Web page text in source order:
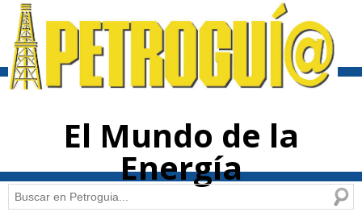
contenido
El Mundo de la
Energía
Buscar